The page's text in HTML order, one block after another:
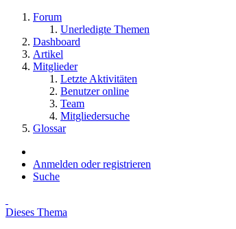
Forum
Unerledigte Themen
Dashboard
Artikel
Mitglieder
Letzte Aktivitäten
Benutzer online
Team
Mitgliedersuche
Glossar
Anmelden oder registrieren
Suche
Dieses Thema